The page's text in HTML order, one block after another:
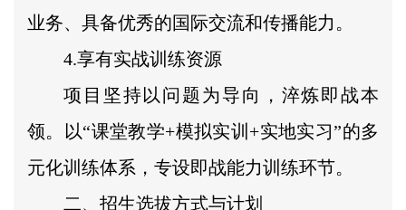
业务、具备优秀的国际交流和传播能力。
4.享有实战训练资源
项目坚持以问题为导向，淬炼即战本
领。以“课堂教学+模拟实训+实地实习”的多
元化训练体系，专设即战能力训练环节。
二、招生选拔方式与计划